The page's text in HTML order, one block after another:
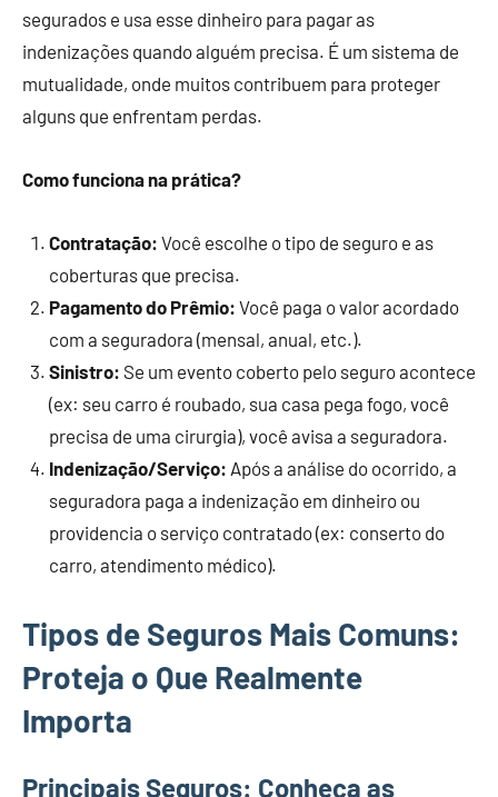
segurados e usa esse dinheiro para pagar as
indenizações quando alguém precisa. É um sistema de
mutualidade, onde muitos contribuem para proteger
alguns que enfrentam perdas.
Como funciona na prática?
Contratação: Você escolhe o tipo de seguro e as
coberturas que precisa.
Pagamento do Prêmio: Você paga o valor acordado
com a seguradora (mensal, anual, etc.).
Sinistro: Se um evento coberto pelo seguro acontece
(ex: seu carro é roubado, sua casa pega fogo, você
precisa de uma cirurgia), você avisa a seguradora.
Indenização/Serviço: Após a análise do ocorrido, a
seguradora paga a indenização em dinheiro ou
providencia o serviço contratado (ex: conserto do
carro, atendimento médico).
Tipos de Seguros Mais Comuns:
Proteja o Que Realmente
Importa
Principais Seguros: Conheça as